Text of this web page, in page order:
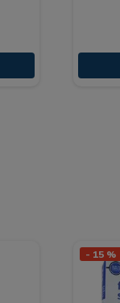
- 15 %